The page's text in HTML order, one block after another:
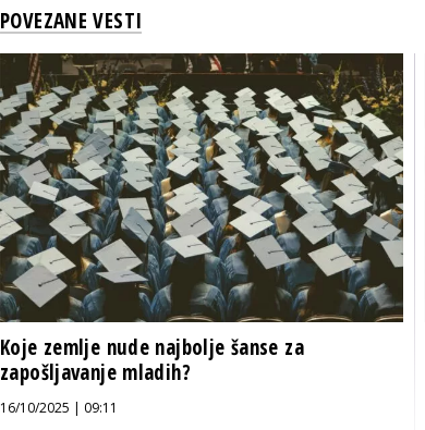
POVEZANE VESTI
Koje zemlje nude najbolje šanse za
zapošljavanje mladih?
16/10/2025 | 09:11